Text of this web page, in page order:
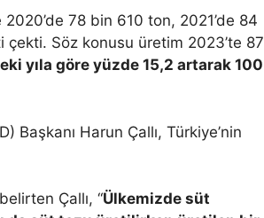
2020’de 78 bin 610 ton, 2021’de 84
Söz konusu üretim 2023’te 87
yıla göre yüzde 15,2 artarak 100
Başkanı Harun Çallı, Türkiye’nin
Çallı, “Ülkemizde süt